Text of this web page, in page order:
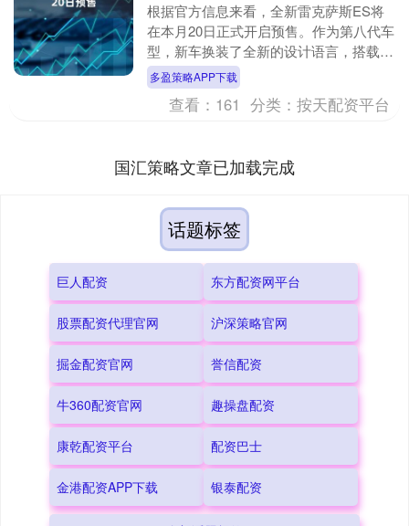
根据官方信息来看，全新雷克萨斯ES将
在本月20日正式开启预售。作为第八代车
型，新车换装了全新的设计语言，搭载油
混和纯电双动力形式，同样会以进口的方
式在国内销售。....
多盈策略APP下载
查看： 161 分类：按天配资平台
国汇策略文章已加载完成
话题标签
巨人配资 东方配资网平台
股票配资代理官网 沪深策略官网
掘金配资官网 誉信配资
牛360配资官网 趣操盘配资
康乾配资平台 配资巴士
金港配资APP下载 银泰配资